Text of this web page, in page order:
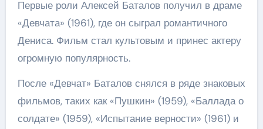
Первые роли Алексей Баталов получил в драме
«Девчата» (1961), где он сыграл романтичного
Дениса. Фильм стал культовым и принес актеру
огромную популярность.
После «Девчат» Баталов снялся в ряде знаковых
фильмов, таких как «Пушкин» (1959), «Баллада о
солдате» (1959), «Испытание верности» (1961) и